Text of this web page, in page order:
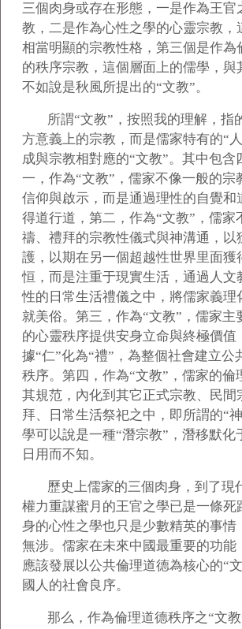
三個肉身或存在形態，一是作為王官
教，二是作為心性之學的心靈宗教，
相當明顯的宗教性格，第三個是作為
的秩序宗教，這個層面上的儒學，與
不如說是秋風所提出的“文教”。
所謂“文教”，按照我的理解，指
方意義上的宗教，而是儒家特有的“
成與宗教相對應的“文教”。其中包含
一，作為“文教”，儒家不像一般的宗
信仰與啟示，而是通過理性的自覺和
得道行道，第二，作為“文教”，儒家
禱、禮拜的宗教性儀式與神溝通，以
護，以期在另一個超越性世界里面獲
恒，而是注重于現實生活，通過人文
性的日常生活禮儀之中，將儒家義理
就美俗。第三，作為“文教”，儒家主
的心靈秩序提供安身立命與終極價值
據“仁”化為“禮”，為整個社會建立公
秩序。第四，作為“文教”，儒家的倫
其規范，內化到其它正式宗教、民間
拜、日常生活祭祀之中，即所謂的“
學可以說是一種“潛宗教”，潛移默化
日用而不知。
歷史上儒家的三個肉身，到了現
權力重謀蜜月的王官之學已是一條死
身的心性之學也只是少數精英的事情
無涉。儒家在未來中國最重要的功能
應該發展以公共倫理道德為核心的“
國人的社會良序。
那么，作為倫理道德秩序之“文